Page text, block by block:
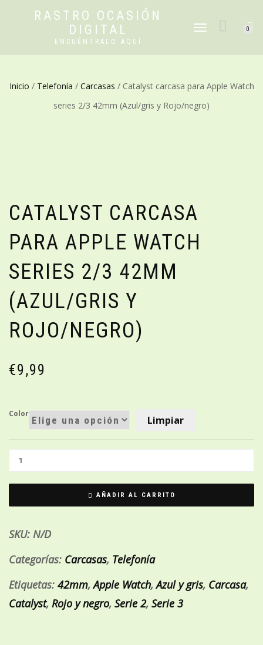
RASTRO OCASIÓN
DIGITAL
ENCUÉNTRALO AQUÍ
CAMBIAR
0
Inicio / Telefonía / Carcasas / Catalyst carcasa para Apple Watch
series 2/3 42mm (Azul/gris y Rojo/negro)
CATALYST CARCASA
PARA APPLE WATCH
SERIES 2/3 42MM
(AZUL/GRIS Y
ROJO/NEGRO)
€9,99
Color Limpiar
AÑADIR AL CARRITO
SKU: N/D
Categorías: Carcasas, Telefonía
Etiquetas: 42mm,Apple Watch,Azul y gris, Carcasa,
Catalyst, Rojo y negro, Serie 2, Serie 3